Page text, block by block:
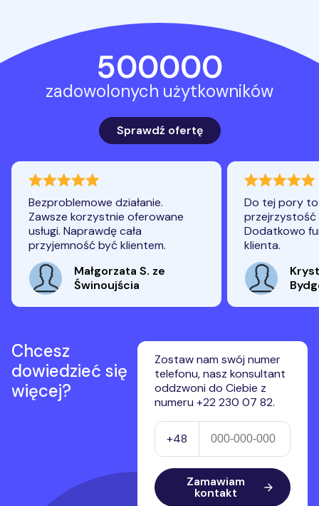
500000
zadowolonych użytkowników
Sprawdź ofertę
ocena 100
Bezproblemowe działanie.
Zawsze korzystnie oferowane
usługi. Naprawdę cała
przyjemność być klientem.
Małgorzata S. ze
Świnoujścia
ocena 96
Do tej pory
przejrzystość
Dodatkowo
klienta.
Chcesz
dowiedzieć się
więcej?
Zostaw nam swój numer
telefonu, nasz konsultant
oddzwoni do Ciebie z
numeru +22 230 07 82.
Numer telefonu
+48
Zamawiam
kontakt